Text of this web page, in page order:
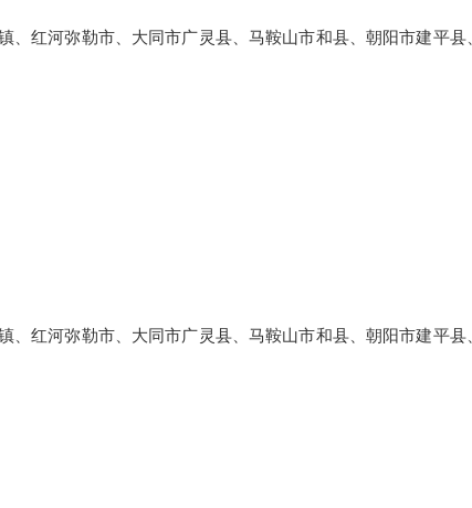
、红河弥勒市、大同市广灵县、马鞍山市和县、朝阳市建平县
、红河弥勒市、大同市广灵县、马鞍山市和县、朝阳市建平县